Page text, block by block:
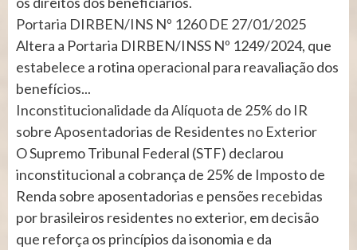
Portaria DIRBEN/INS Nº 1260 DE 27/01/2025
Altera a Portaria DIRBEN/INSS Nº 1249/2024, que
estabelece a rotina operacional para reavaliação dos
benefícios...
Inconstitucionalidade da Alíquota de 25% do IR
sobre Aposentadorias de Residentes no Exterior
O Supremo Tribunal Federal (STF) declarou
inconstitucional a cobrança de 25% de Imposto de
Renda sobre aposentadorias e pensões recebidas
por brasileiros residentes no exterior, em decisão
que reforça os princípios da isonomia e da